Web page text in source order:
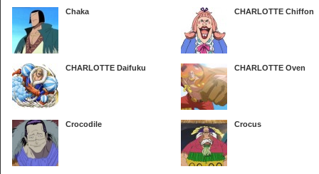
Chaka CHARLOTTE Chiffon
CHARLOTTE Daifuku CHARLOTTE Oven
Crocodile Crocus